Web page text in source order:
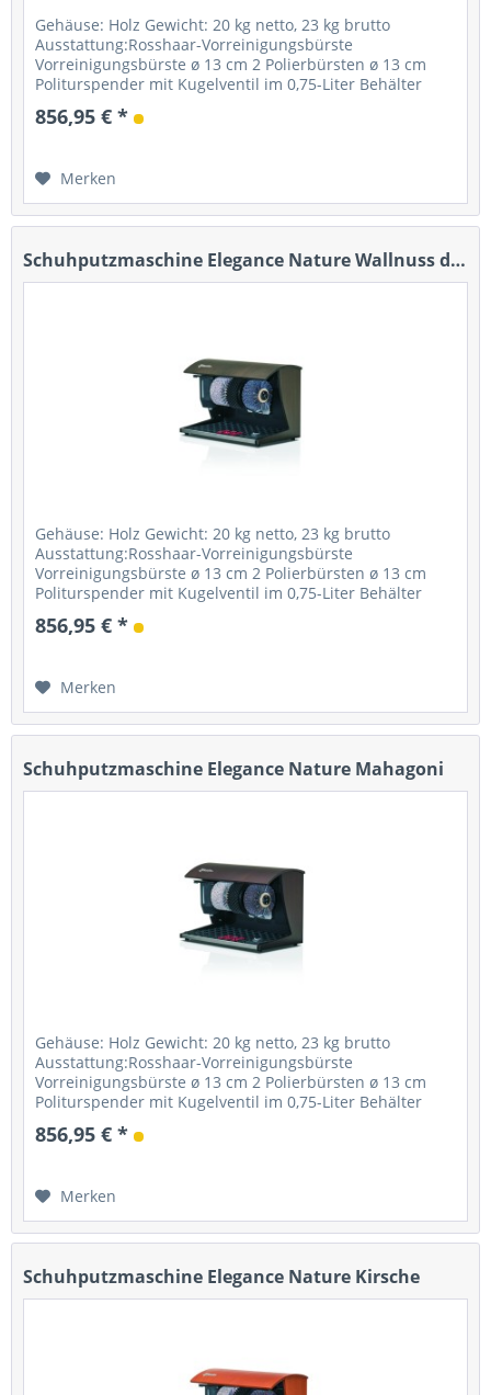
Gehäuse: Holz Gewicht: 20 kg netto, 23 kg brutto
Ausstattung:Rosshaar-Vorreinigungsbürste
Vorreinigungsbürste ø 13 cm 2 Polierbürsten ø 13 cm
Politurspender mit Kugelventil im 0,75-Liter Behälter
Starter: Fußsensor mit Timer...
856,95 € *
Merken
Schuhputzmaschine Elegance Nature Wallnuss dunkel
Gehäuse: Holz Gewicht: 20 kg netto, 23 kg brutto
Ausstattung:Rosshaar-Vorreinigungsbürste
Vorreinigungsbürste ø 13 cm 2 Polierbürsten ø 13 cm
Politurspender mit Kugelventil im 0,75-Liter Behälter
Starter: Fußsensor mit Timer...
856,95 € *
Merken
Schuhputzmaschine Elegance Nature Mahagoni
Gehäuse: Holz Gewicht: 20 kg netto, 23 kg brutto
Ausstattung:Rosshaar-Vorreinigungsbürste
Vorreinigungsbürste ø 13 cm 2 Polierbürsten ø 13 cm
Politurspender mit Kugelventil im 0,75-Liter Behälter
856,95 € *
Merken
Schuhputzmaschine Elegance Nature Kirsche